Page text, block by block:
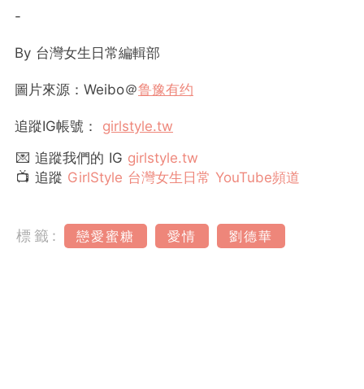
-
By 台灣女生日常編輯部
圖片來源：Weibo＠鲁豫有约
追蹤IG帳號：
girlstyle.tw
💌 追蹤我們的 IG girlstyle.tw
📺 追蹤 GirlStyle 台灣女生日常 YouTube頻道
標籤: 戀愛蜜糖 愛情 劉德華